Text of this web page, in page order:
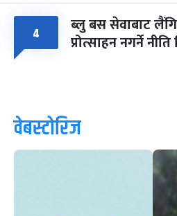
४ ब्लु बस सेवाबाट
प्रोत्साहन नगर्ने
वेबस्टोरिज